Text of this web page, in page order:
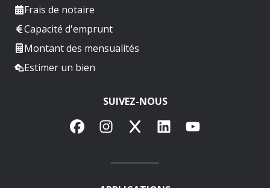
Frais de notaire
Capacité d'emprunt
Montant des mensualités
Estimer un bien
SUIVEZ-NOUS
FacebookInstagram
X LinkedInYouTube